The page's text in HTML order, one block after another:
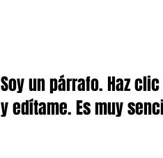
Soy un párrafo. Haz
y edítame. Es muy